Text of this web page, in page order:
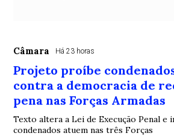
Câmara Há 23 horas
Projeto proíbe
contra a democracia de
pena nas Forças Armadas
Texto altera a Lei de Execução Penal e
condenados atuem nas três Forças